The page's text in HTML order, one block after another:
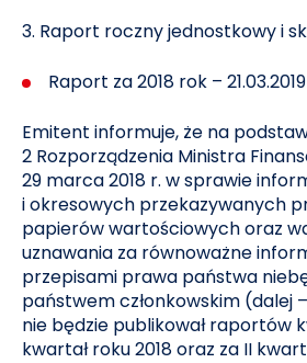
3. Raport roczny jednostkowy i
Raport za 2018 rok – 21.03.2019
Emitent informuje, że na
2 Rozporządzenia Ministra
29 marca 2018 r. w sprawie
i okresowych przekazywanych
papierów wartościowych oraz
uznawania za równoważne
przepisami prawa państwa
państwem członkowskim (dalej
nie będzie publikował raportów
kwartał roku 2018 oraz za II